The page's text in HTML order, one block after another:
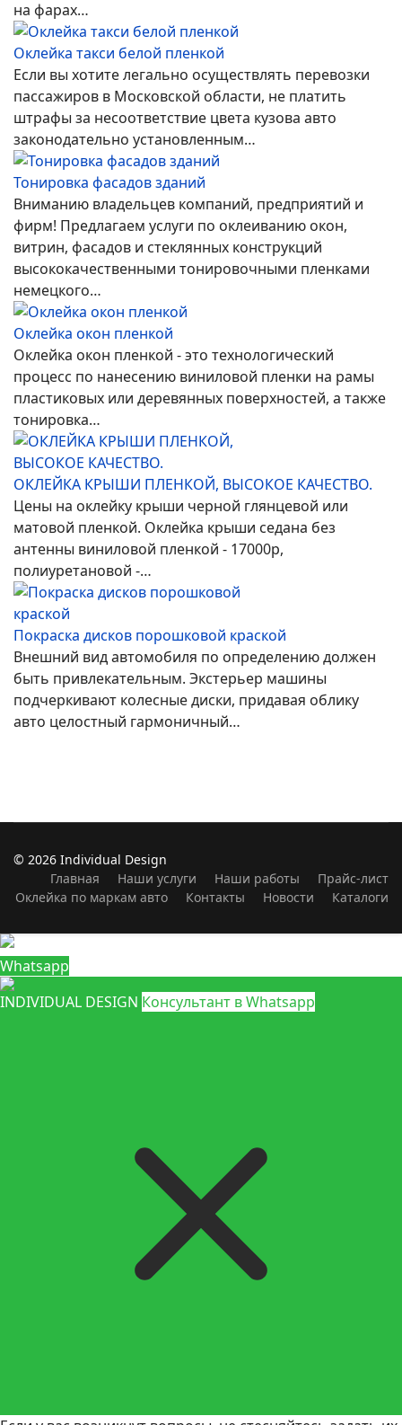
на фарах…
Оклейка такси белой пленкой
Если вы хотите легально осуществлять перевозки
пассажиров в Московской области, не платить
штрафы за несоответствие цвета кузова авто
законодательно установленным…
Тонировка фасадов зданий
Вниманию владельцев компаний, предприятий и
фирм! Предлагаем услуги по оклеиванию окон,
витрин, фасадов и стеклянных конструкций
высококачественными тонировочными пленками
немецкого…
Оклейка окон пленкой
Оклейка окон пленкой - это технологический
процесс по нанесению виниловой пленки на рамы
пластиковых или деревянных поверхностей, а также
тонировка…
ОКЛЕЙКА КРЫШИ ПЛЕНКОЙ, ВЫСОКОЕ КАЧЕСТВО.
Цены на оклейку крыши черной глянцевой или
матовой пленкой. Оклейка крыши седана без
антенны виниловой пленкой - 17000р,
полиуретановой -…
Покраска дисков порошковой краской
Внешний вид автомобиля по определению должен
быть привлекательным. Экстерьер машины
подчеркивают колесные диски, придавая облику
авто целостный гармоничный…
© 2026 Individual Design
Главная
Наши услуги Наши работы
Прайс-лист
Оклейка по маркам авто
Контакты Новости Каталоги
Whatsapp
INDIVIDUAL DESIGN Консультант в Whatsapp